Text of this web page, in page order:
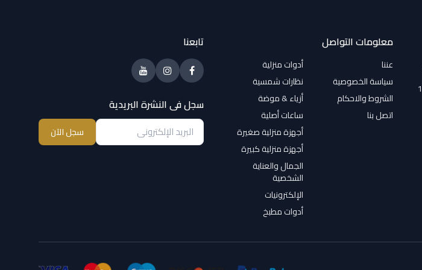
معلومات التواصل
عننا
سياسة الخصوصية
الشروط والاحكام
اتصل بنا
أدوات منزلية
نظارات شمسية
أزياء & موضة
ساعات أصلية
أجهزة منزلية صغيرة
أجهزة منزلية كبيرة
الجمال والعناية
الشخصية
الإلكترونيات
أدوات مطبخ
تابعنا
سجل فى النشرة البريدية
سجل الآن